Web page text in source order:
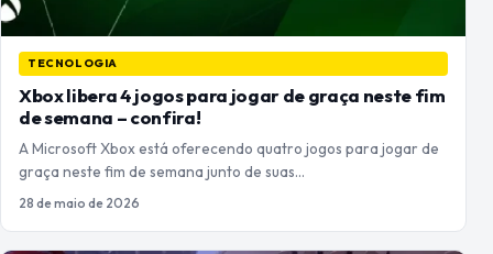
TECNOLOGIA
Xbox libera 4 jogos para jogar de graça neste fim
de semana – confira!
A Microsoft Xbox está oferecendo quatro jogos para jogar de
graça neste fim de semana junto de suas…
28 de maio de 2026